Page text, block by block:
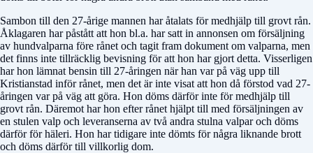
Sambon till den 27-årige mannen har åtalats för medhjälp till grovt rån.
Åklagaren har påstått att hon bl.a. har satt in annonsen om försäljning
av hundvalparna före rånet och tagit fram dokument om valparna, men
det finns inte tillräcklig bevisning för att hon har gjort detta. Visserligen
har hon lämnat bensin till 27-åringen när han var på väg upp till
Kristianstad inför rånet, men det är inte visat att hon då förstod vad 27-
åringen var på väg att göra. Hon döms därför inte för medhjälp till
grovt rån. Däremot har hon efter rånet hjälpt till med försäljningen av
en stulen valp och leveranserna av två andra stulna valpar och döms
därför för häleri. Hon har tidigare inte dömts för några liknande brott
och döms därför till villkorlig dom.